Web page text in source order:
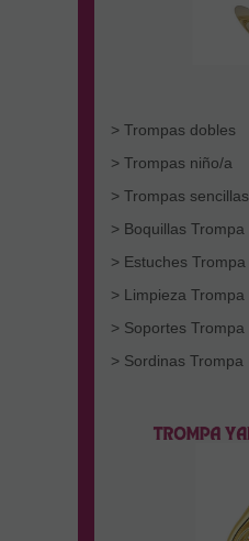
> Trompas dobles
> Trompas niño/a
> Trompas sencillas
> Boquillas Trompa
> Estuches Trompa
> Limpieza Trompa
> Soportes Trompa
> Sordinas Trompa